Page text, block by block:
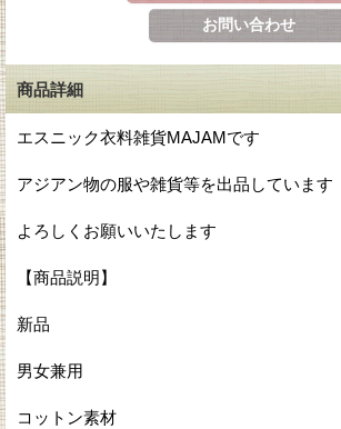
商品詳細
エスニック衣料雑貨MAJAMです
アジアン物の服や雑貨等を出品しています
よろしくお願いいたします
【商品説明】
新品
男女兼用
コットン素材